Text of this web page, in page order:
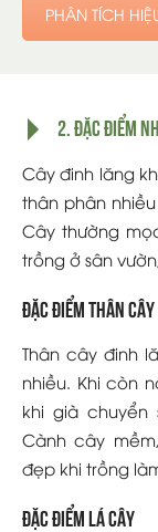
PHÂN TÍCH
2. Đặc điểm
Cây đinh lăng
thân phân
Cây thường
trồng ở sân
Đặc điểm thân cây
Thân cây đinh
nhiều. Khi còn
khi già chuyển
Cành cây
đẹp khi trồng
Đặc điểm lá cây